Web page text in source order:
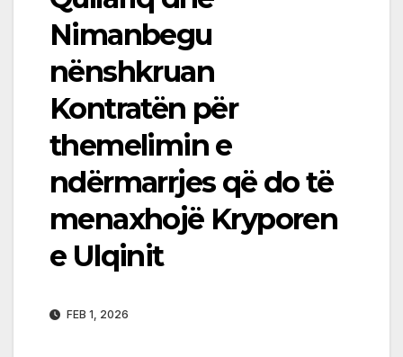
Nimanbegu
nënshkruan
Kontratën për
themelimin e
ndërmarrjes që do të
menaxhojë Kryporen
e Ulqinit
FEB 1, 2026